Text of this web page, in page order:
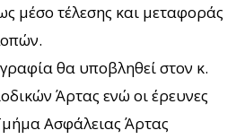
μέσο τέλεσης και μεταφοράς
θα υποβληθεί στον κ.
Άρτας ενώ οι έρευνες
Ασφάλειας Άρτας